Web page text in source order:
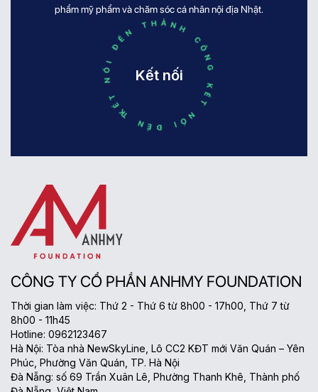
phẩm mỹ phẩm và chăm sóc cá nhân nội địa Nhật.
KẾT NỐI ĐẾN THÀNH CÔNG KẾT NỐI ĐẾN THÀNH CÔNG
Kết nối
CÔNG TY CỔ PHẦN ANHMY FOUNDATION
Thời gian làm việc: Thứ 2 - Thứ 6 từ 8h00 - 17h00, Thứ 7 từ
8h00 - 11h45
Hotline: 0962123467
Hà Nội: Tòa nhà NewSkyLine, Lô CC2 KĐT mới Văn Quán – Yên
Phúc, Phường Văn Quán, TP. Hà Nội
Đà Nẵng: số 69 Trần Xuân Lê, Phường Thanh Khê, Thành phố